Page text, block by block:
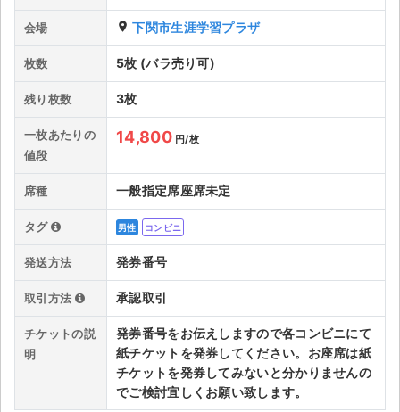
サイト情報
チケットジャム運営会社
チケットジャム利用規約
プライバシーポリシー
特定商取引法に基づく表記
公演登録依頼
不正転売禁止法について
チケットジャムの取り組み
会場 place 下関市生涯学習プラザ
枚数 5枚 (バラ売り可)
残り枚数 3枚
一枚あたりの
値段
14,800 円/枚
席種 一般指定席座席未定
タグ 男性 コンビニ
発送方法 発券番号
取引方法 承認取引
チケットの説
明
発券番号をお伝えしますので各コンビニにて
紙チケットを発券してください。お座席は紙
チケットを発券してみないと分かりませんの
でご検討宜しくお願い致します。